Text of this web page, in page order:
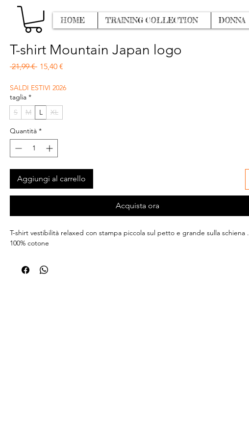
HOME TRAINING COLLECTION DONNA
T-shirt Mountain Japan logo
21,99 € Prezzo regolare
15,40 €
SALDI ESTIVI 2026
taglia *
S
M L XL
Quantità *
Aggiungi al carrello
Acquista ora
T-shirt vestibilità relaxed con stampa piccola sul petto e grande sulla schiena .
100% cotone